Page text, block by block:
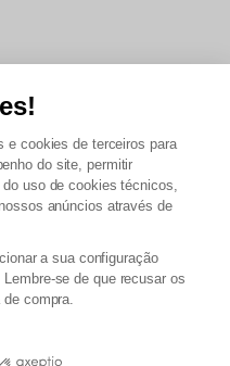
e cookies de terceiros para
do site, permitir
uso de cookies técnicos,
anúncios através de
a sua configuração
se de que recusar os
compra.
Venda e Aviso Legal
política de cookies
de venda pro